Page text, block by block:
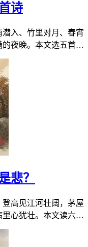
诗
入、竹里对月、春宵
夜晚。本文选五首，
悲？
高见江河壮阔，茅屋
心犹壮。本文读六